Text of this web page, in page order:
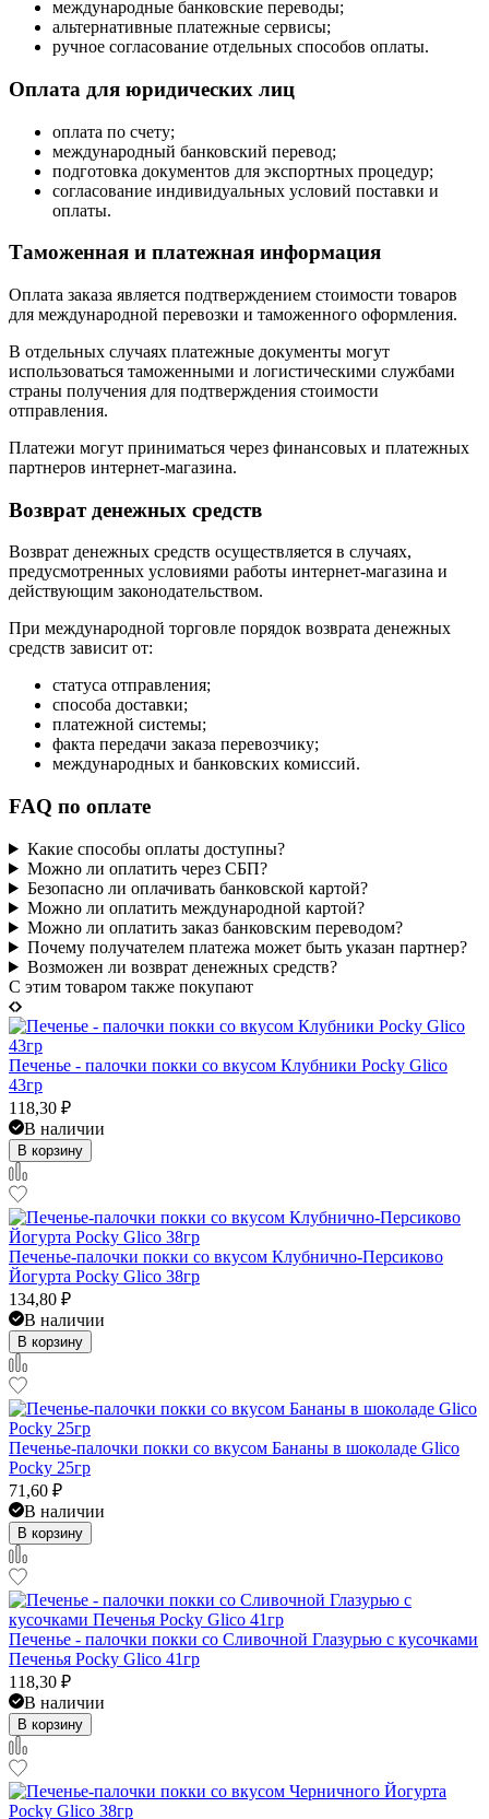
международные банковские переводы;
альтернативные платежные сервисы;
ручное согласование отдельных способов оплаты.
Оплата для юридических лиц
оплата по счету;
международный банковский перевод;
подготовка документов для экспортных процедур;
согласование индивидуальных условий поставки и
оплаты.
Таможенная и платежная информация
Оплата заказа является подтверждением стоимости товаров
для международной перевозки и таможенного оформления.
В отдельных случаях платежные документы могут
использоваться таможенными и логистическими службами
страны получения для подтверждения стоимости
отправления.
Платежи могут приниматься через финансовых и платежных
партнеров интернет-магазина.
Возврат денежных средств
Возврат денежных средств осуществляется в случаях,
предусмотренных условиями работы интернет-магазина и
действующим законодательством.
При международной торговле порядок возврата денежных
средств зависит от:
статуса отправления;
способа доставки;
платежной системы;
факта передачи заказа перевозчику;
международных и банковских комиссий.
FAQ по оплате
Какие способы оплаты доступны?
Можно ли оплатить через СБП?
Безопасно ли оплачивать банковской картой?
Можно ли оплатить международной картой?
Можно ли оплатить заказ банковским переводом?
Почему получателем платежа может быть указан партнер?
Возможен ли возврат денежных средств?
C этим товаром также покупают
Печенье - палочки покки со вкусом Клубники Pocky Glico
43гр
118,30 ₽
В наличии
В корзину
Печенье-палочки покки со вкусом Клубнично-Персиково
Йогурта Pocky Glico 38гр
134,80 ₽
В наличии
В корзину
Печенье-палочки покки со вкусом Бананы в шоколаде Glico
Pocky 25гр
71,60 ₽
В наличии
В корзину
Печенье - палочки покки со Сливочной Глазурью с кусочками
Печенья Pocky Glico 41гр
118,30 ₽
В наличии
В корзину